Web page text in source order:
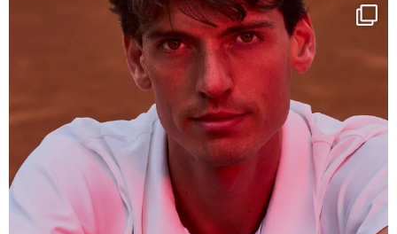
One last dance at home
This week at...
321
9